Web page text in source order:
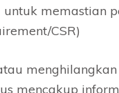
memastian
CSR)
mencakup